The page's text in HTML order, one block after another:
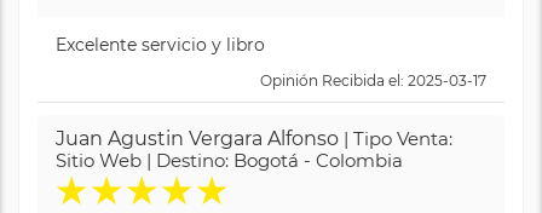
Excelente servicio y libro
Opinión Recibida el: 2025-03-17
Juan Agustin Vergara Alfonso | Tipo Venta:
Sitio Web | Destino: Bogotá - Colombia
★★★★★